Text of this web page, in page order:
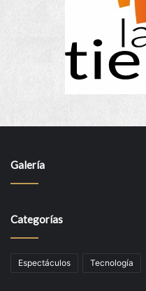
Galería
Categorías
Espectáculos Tecnología